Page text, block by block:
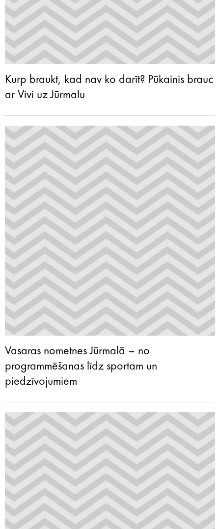
Kurp braukt, kad nav ko darīt? Pūkainis brauc
ar Vivi uz Jūrmalu
Vasaras nometnes Jūrmalā – no
programmēšanas līdz sportam un
piedzīvojumiem